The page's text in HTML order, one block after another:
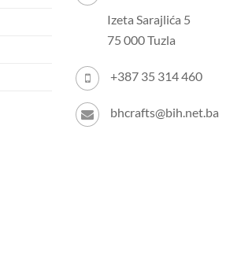
Izeta Sarajlića 5
75 000 Tuzla
+387 35 314 460
bhcrafts@bih.net.ba